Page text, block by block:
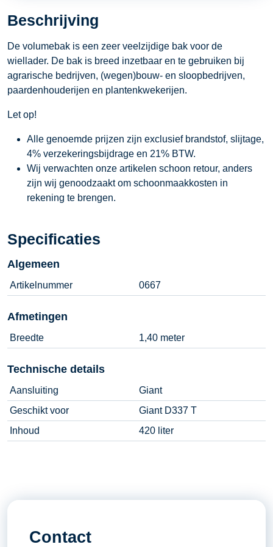
aantal
Beschrijving
De volumebak is een zeer veelzijdige bak voor de
wiellader. De bak is breed inzetbaar en te gebruiken bij
agrarische bedrijven, (wegen)bouw- en sloopbedrijven,
paardenhouderijen en plantenkwekerijen.
Let op!
Alle genoemde prijzen zijn exclusief brandstof, slijtage,
4% verzekeringsbijdrage en 21% BTW.
Wij verwachten onze artikelen schoon retour, anders
zijn wij genoodzaakt om schoonmaakkosten in
rekening te brengen.
Specificaties
Algemeen
Artikelnummer 0667
Afmetingen
Breedte 1,40 meter
Technische details
Aansluiting
Giant
Geschikt voor
Giant D337 T
Inhoud
420 liter
Contact